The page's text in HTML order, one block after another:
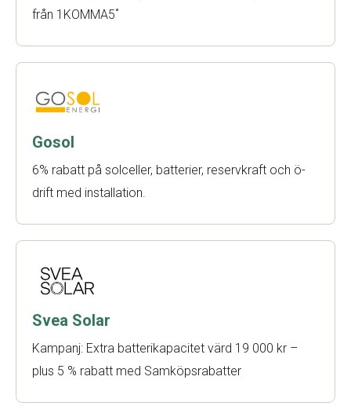
från 1KOMMA5˚
Gosol
6% rabatt på solceller, batterier, reservkraft och ö-
drift med installation.
Svea Solar
Kampanj: Extra batterikapacitet värd 19 000 kr –
plus 5 % rabatt med Samköpsrabatter